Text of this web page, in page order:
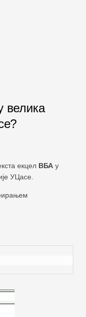
велика
екцел ВБА у
УЦасе.